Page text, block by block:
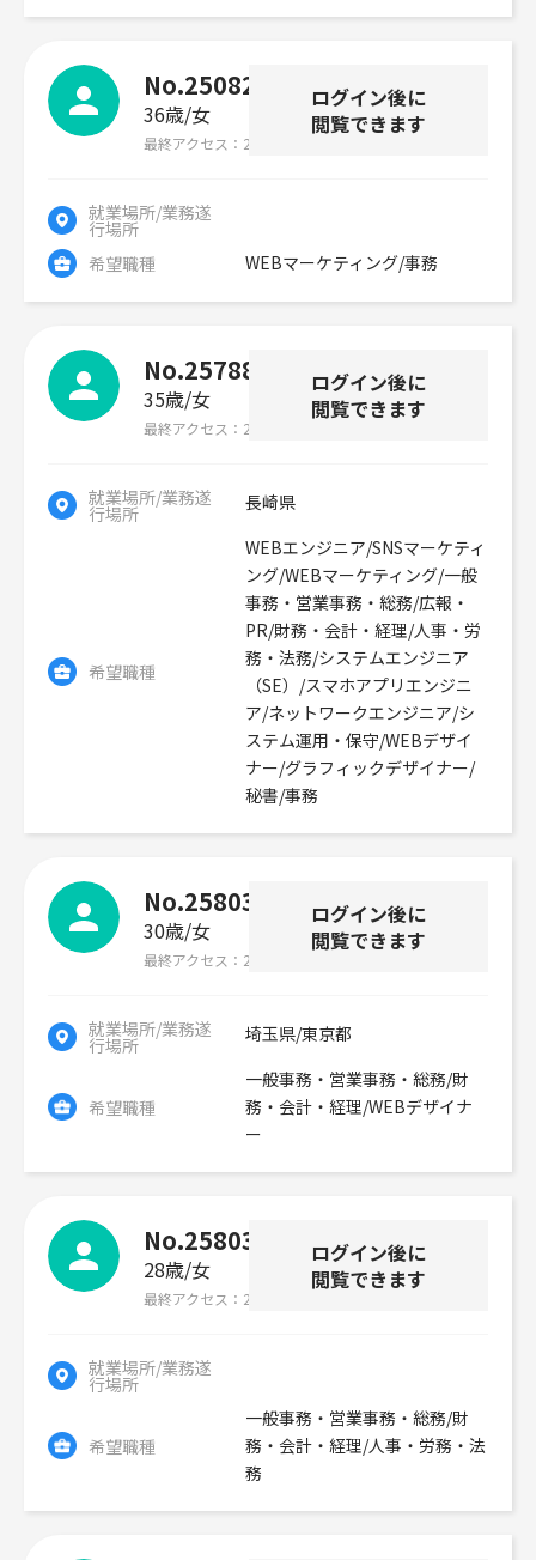
No.250827
36歳 女
最終アクセス 2026年07月29日
就業場所/業務遂
行場所
希望職種
WEBマーケティング/事務
ログイン後に
閲覧できます
No.257888
35歳 女
最終アクセス 2026年07月29日
就業場所/業務遂
行場所 長崎県
希望職種
WEBエンジニア/SNSマーケティ
ング/WEBマーケティング/一般
事務・営業事務・総務/広報・
PR/財務・会計・経理/人事・労
務・法務/システムエンジニア
（SE）/スマホアプリエンジニ
ア/ネットワークエンジニア/シ
ステム運用・保守/WEBデザイ
ナー/グラフィックデザイナー/
秘書/事務
ログイン後に
閲覧できます
No.258034
30歳 女
最終アクセス 2026年07月29日
就業場所/業務遂
行場所 埼玉県/東京都
希望職種
一般事務・営業事務・総務/財
務・会計・経理/WEBデザイナ
ー
ログイン後に
閲覧できます
No.258033
28歳 女
最終アクセス 2026年07月29日
就業場所/業務遂
行場所
希望職種
一般事務・営業事務・総務/財
務・会計・経理/人事・労務・法
務
ログイン後に
閲覧できます